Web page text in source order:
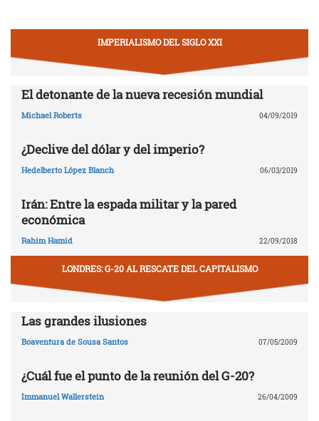
IMPERIALISMO DEL SIGLO XXI
El detonante de la nueva recesión mundial
Michael Roberts 04/09/2019
¿Declive del dólar y del imperio?
Hedelberto López Blanch 06/03/2019
Irán: Entre la espada militar y la pared
económica
Rahim Hamid 22/09/2018
LONDRES: G-20 AL RESCATE DEL CAPITALISMO
Las grandes ilusiones
Boaventura de Sousa Santos 07/05/2009
¿Cuál fue el punto de la reunión del G-20?
Immanuel Wallerstein 26/04/2009